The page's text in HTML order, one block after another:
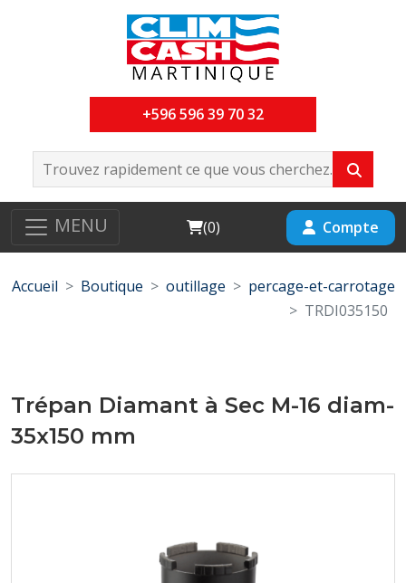
+596 596 39 70 32
MENU Cart
(0) Compte
Accueil Boutique outillage
percage-et-carrotage
TRDI035150
Trépan Diamant à Sec M-16 diam-
35x150 mm